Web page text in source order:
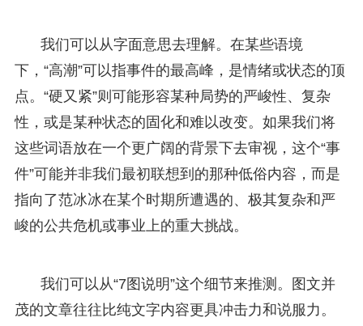
我们可以从字面意思去理解。在某些语境
下，“高潮”可以指事件的最高峰，是情绪或状态的顶
点。“硬又紧”则可能形容某种局势的严峻性、复杂
性，或是某种状态的固化和难以改变。如果我们将
这些词语放在一个更广阔的背景下去审视，这个“事
件”可能并非我们最初联想到的那种低俗内容，而是
指向了范冰冰在某个时期所遭遇的、极其复杂和严
峻的公共危机或事业上的重大挑战。
我们可以从“7图说明”这个细节来推测。图文并
茂的文章往往比纯文字内容更具冲击力和说服力。